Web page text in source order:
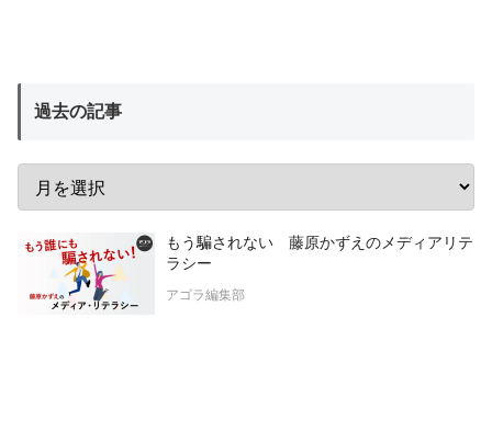
過去の記事
もう騙されない 藤原かずえのメディアリテ
ラシー
アゴラ編集部